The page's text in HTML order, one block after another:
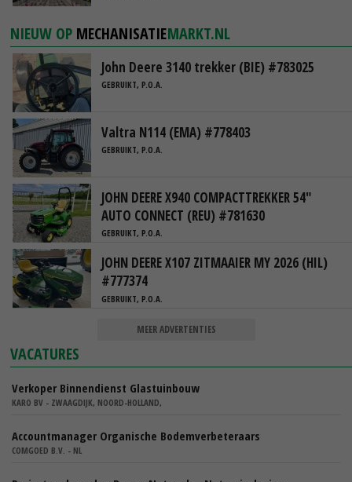
NIEUW OP MECHANISATIEMARKT.NL
John Deere 3140 trekker (BIE) #783025
GEBRUIKT, P.O.A.
Valtra N114 (EMA) #778403
GEBRUIKT, P.O.A.
JOHN DEERE X940 COMPACTTREKKER 54"
AUTO CONNECT (REU) #781630
GEBRUIKT, P.O.A.
JOHN DEERE X107 ZITMAAIER MY 2026 (HIL)
#777374
GEBRUIKT, P.O.A.
MEER ADVERTENTIES
VACATURES
Verkoper Binnendienst Glastuinbouw
KARO BV - ZWAAGDIJK, NOORD-HOLLAND,
Accountmanager Organische Bodemverbeteraars
COMGOED B.V. - NL